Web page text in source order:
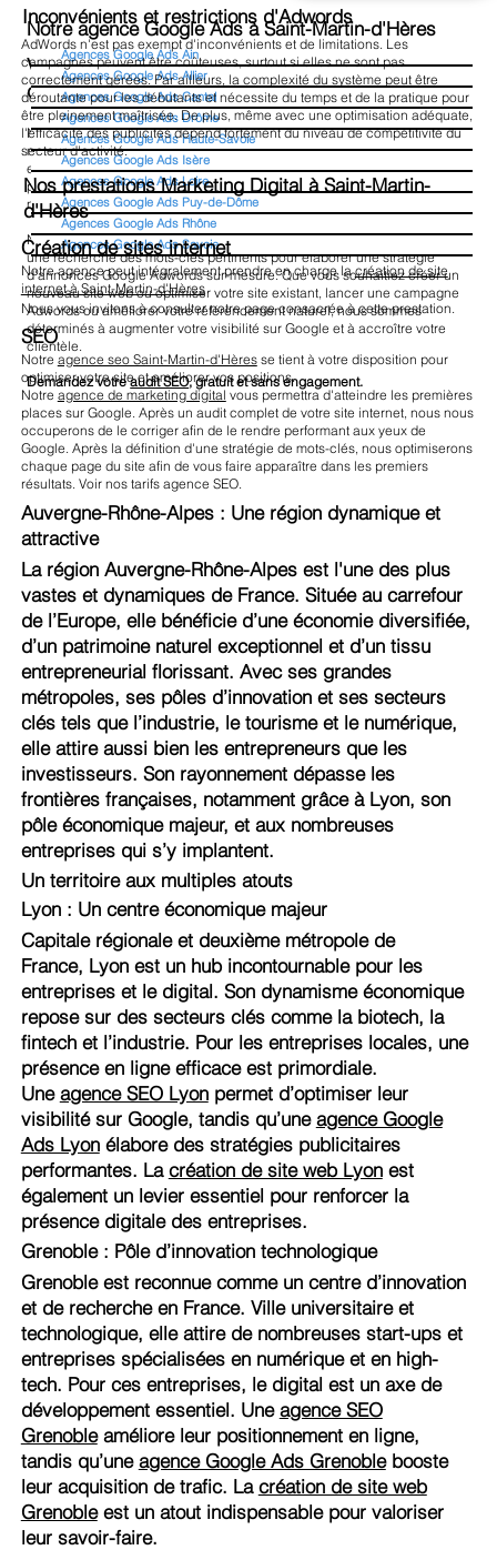
Notre agence Google Ads à Saint-Martin-d'Hères
Vous recherchez une agence SEA à Saint-Martin-
d'Hères ?
Notre mission : optimiser votre investissement en Google Ads. Etude de
marché, de la concurrence, choix de mots clés pertinents, avec des
enchères controlées, des campagnes et annonces optimisées... Nous ne
prenons pas de rémunération liée au volume dépensé afin de garder une
neutralité et bien vous conseiller.
Notre approche inclut une analyse méticuleuse de votre concurrence et
une recherche des mots-clés pertinents pour élaborer une stratégie
d'annonces Google Adwords sur-mesure. Que vous souhaitiez créer un
nouveau site web ou optimiser votre site existant, lancer une campagne
Adwords ou améliorer votre référencement naturel, nous sommes
déterminés à augmenter votre visibilité sur Google et à accroître votre
clientèle.
Demandez votreaudit SEO, gratuit et sans engagement.
Agences Google Ads Ain
Agences Google Ads Allier
Agences Google Ads Cantal
Agences Google Ads Drôme
Agences Google Ads Haute-Savoie
Agences Google Ads Isère
Agences Google Ads Loire
Agences Google Ads Puy-de-Dôme
Agences Google Ads Rhône
Agences Google Ads Savoie
Inconvénients et restrictions d'Adwords
AdWords n'est pas exempt d'inconvénients et de limitations. Les
campagnes peuvent être coûteuses, surtout si elles ne sont pas
correctement gérées. Par ailleurs, la complexité du système peut être
déroutante pour les débutants et nécessite du temps et de la pratique pour
être pleinement maîtrisée. De plus, même avec une optimisation adéquate,
l'efficacité des publicités dépend fortement du niveau de compétitivité du
secteur d'activité.
Nos prestations Marketing Digital à Saint-Martin-
d'Hères
Création de sites internet
Notre agence peut intégralement prendre en charge lacréation de site
internet à Saint-Martin-d'Hères
Nous vous invitons à consulter notre page consacrée à cette prestation.
SEO
Notre agence seo Saint-Martin-d'Hèresse tient à votre disposition pour
optimiser votre site et améliorer vos positions.
Notre agence de marketing digital vous permettra d'atteindre les premières
places sur Google. Après un audit complet de votre site internet, nous nous
occuperons de le corriger afin de le rendre performant aux yeux de
Google. Après la définition d'une stratégie de mots-clés, nous optimiserons
chaque page du site afin de vous faire apparaître dans les premiers
résultats. Voir nos tarifs agence SEO.
Auvergne-Rhône-Alpes : Une région dynamique et
attractive
La région Auvergne-Rhône-Alpes est l'une des plus
vastes et dynamiques de France. Située au carrefour
de l’Europe, elle bénéficie d’une économie diversifiée,
d’un patrimoine naturel exceptionnel et d’un tissu
entrepreneurial florissant. Avec ses grandes
métropoles, ses pôles d’innovation et ses secteurs
clés tels que l’industrie, le tourisme et le numérique,
elle attire aussi bien les entrepreneurs que les
investisseurs. Son rayonnement dépasse les
frontières françaises, notamment grâce à Lyon, son
pôle économique majeur, et aux nombreuses
entreprises qui s’y implantent.
Un territoire aux multiples atouts
Lyon : Un centre économique majeur
Capitale régionale et deuxième métropole de
France, Lyon est un hub incontournable pour les
entreprises et le digital. Son dynamisme économique
repose sur des secteurs clés comme la biotech, la
fintech et l’industrie. Pour les entreprises locales, une
présence en ligne efficace est primordiale.
Uneagence SEO Lyonpermet d’optimiser leur
visibilité sur Google, tandis qu’uneagence Google
Ads Lyonélabore des stratégies publicitaires
performantes. Lacréation de site web Lyonest
également un levier essentiel pour renforcer la
présence digitale des entreprises.
Grenoble : Pôle d’innovation technologique
Grenoble est reconnue comme un centre d’innovation
et de recherche en France. Ville universitaire et
technologique, elle attire de nombreuses start-ups et
entreprises spécialisées en numérique et en high-
tech. Pour ces entreprises, le digital est un axe de
développement essentiel. Uneagence SEO
Grenobleaméliore leur positionnement en ligne,
tandis qu’uneagence Google Ads Grenoblebooste
leur acquisition de trafic. Lacréation de site web
Grenobleest un atout indispensable pour valoriser
leur savoir-faire.